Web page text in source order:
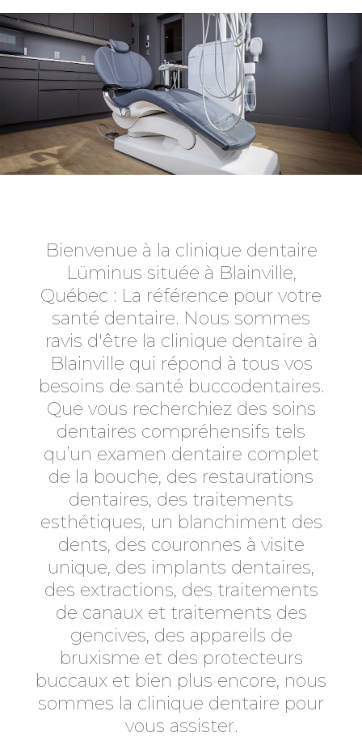
Bienvenue à la clinique dentaire
Lüminus située à Blainville,
Québec : La référence pour votre
santé dentaire. Nous sommes
ravis d'être la clinique dentaire à
Blainville qui répond à tous vos
besoins de santé buccodentaires.
Que vous recherchiez des soins
dentaires compréhensifs tels
qu’un examen dentaire complet
de la bouche, des restaurations
dentaires, des traitements
esthétiques, un blanchiment des
dents, des couronnes à visite
unique, des implants dentaires,
des extractions, des traitements
de canaux et traitements des
gencives, des appareils de
bruxisme et des protecteurs
buccaux et bien plus encore, nous
sommes la clinique dentaire pour
vous assister.